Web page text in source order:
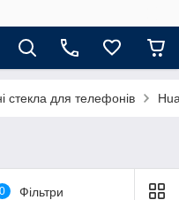
стекла для телефонів
0 Фільтри